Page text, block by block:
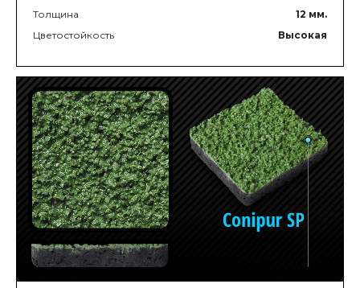
Толщина
12 мм.
Цветостойкость
Высокая